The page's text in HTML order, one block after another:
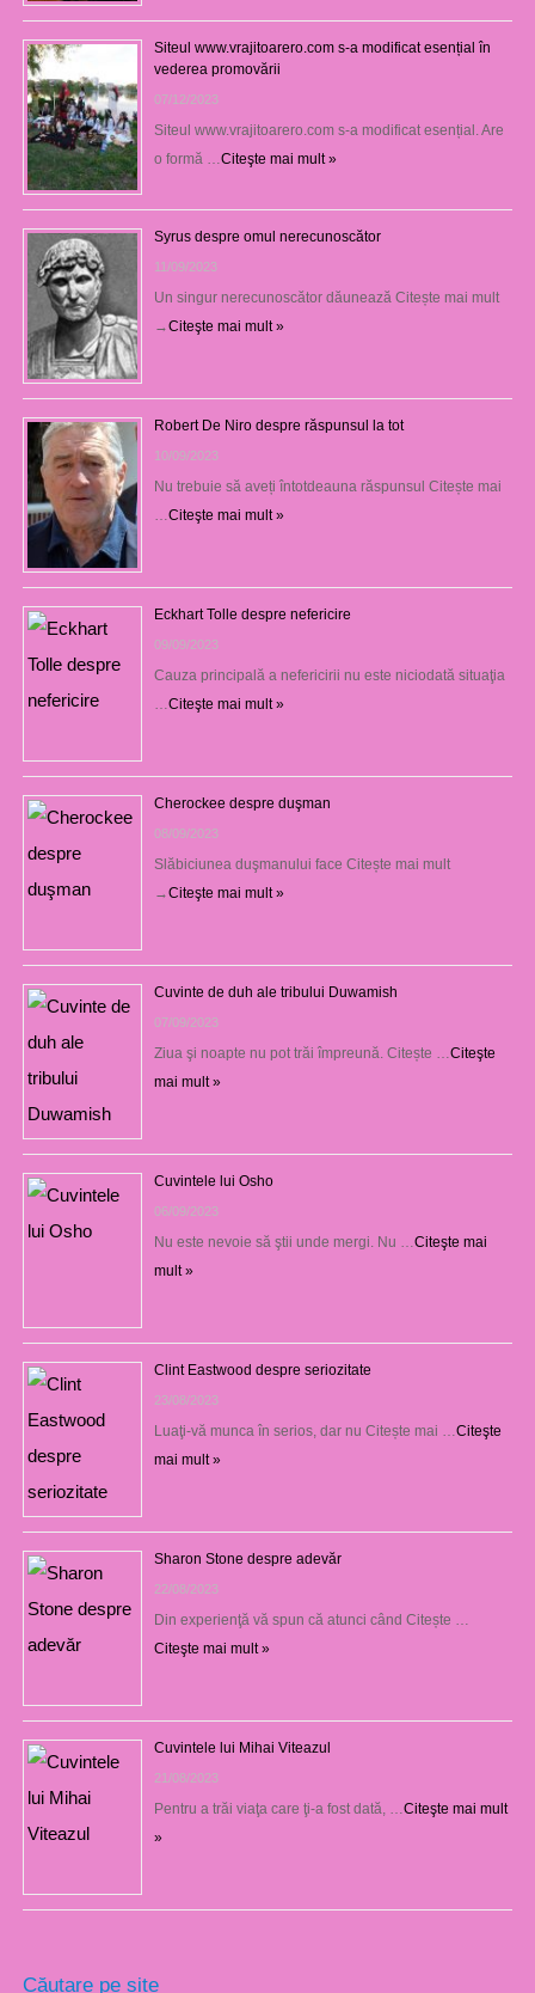
Siteul www.vrajitoarero.com s-a modificat esențial în
vederea promovării
07/12/2023
Siteul www.vrajitoarero.com s-a modificat esențial. Are
o formă …Citeşte mai mult »
Syrus despre omul nerecunoscător
11/09/2023
Un singur nerecunoscător dăunează Citește mai mult
→Citeşte mai mult »
Robert De Niro despre răspunsul la tot
10/09/2023
Nu trebuie să aveți întotdeauna răspunsul Citește mai
…Citeşte mai mult »
Eckhart Tolle despre nefericire
09/09/2023
Cauza principală a nefericirii nu este niciodată situaţia
…Citeşte mai mult »
Cherockee despre duşman
08/09/2023
Slăbiciunea duşmanului face Citește mai mult
→Citeşte mai mult »
Cuvinte de duh ale tribului Duwamish
07/09/2023
Ziua şi noapte nu pot trăi împreună. Citește …Citeşte
mai mult »
Cuvintele lui Osho
06/09/2023
Nu este nevoie să ştii unde mergi. Nu …Citeşte mai
mult »
Clint Eastwood despre seriozitate
23/08/2023
Luaţi-vă munca în serios, dar nu Citește mai …Citeşte
mai mult »
Sharon Stone despre adevăr
22/08/2023
Din experienţă vă spun că atunci când Citește …
Citeşte mai mult »
Cuvintele lui Mihai Viteazul
21/08/2023
Pentru a trăi viaţa care ţi-a fost dată, …Citeşte mai mult
»
Căutare pe site